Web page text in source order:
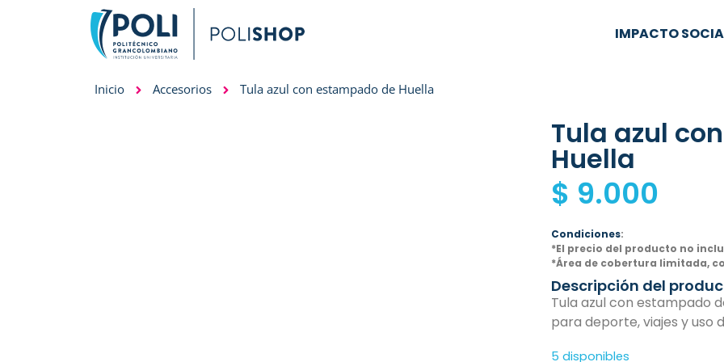
IMPACTO
Inicio Accesorios Tula azul con estampado de Huella
Tula azul
Huella
$ 9.000
Condiciones:
*El precio del producto no
*Área de cobertura limitada,
Descripción del
Tula azul con estampado
para deporte, viajes y uso
5 disponibles